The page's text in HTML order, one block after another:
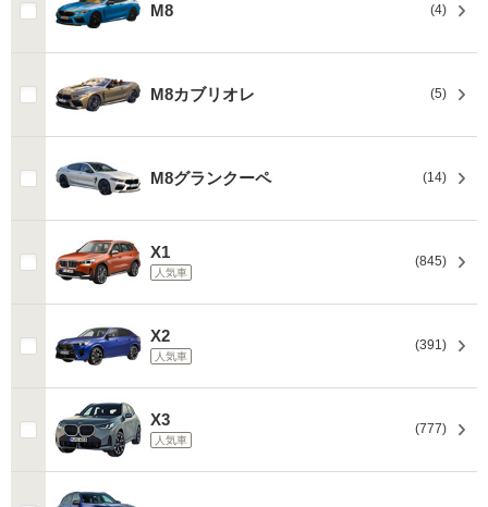
M8 (4)
M8カブリオレ (5)
M8グランクーペ (14)
X1
人気車
(845)
X2
人気車
(391)
X3
人気車
(777)